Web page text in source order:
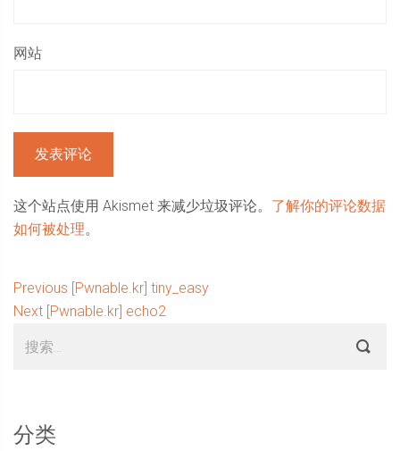
网站
这个站点使用 Akismet 来减少垃圾评论。 了解你的评论数据
如何被处理。
文
章
导
Previous Previous
post:
[Pwnable.kr] tiny_easy
Next Next
[Pwnable.kr] echo2
Sidebar
索：
分类